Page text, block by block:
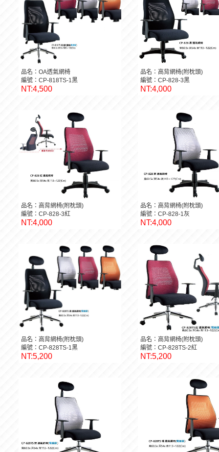
品名：OA透氣網椅
編號：CP-818TS-1黑
NT:4,500
品名：高背網椅(附枕頭)
編號：CP-828-3黑
NT:4,000
品名：高背網椅(附枕頭)
編號：CP-828-3紅
NT:4,000
品名：高背網椅(附枕頭)
編號：CP-828-1灰
NT:4,000
品名：高背網椅(附枕頭)
編號：CP-828TS-1黑
NT:5,200
品名：高背網椅(附枕頭)
編號：CP-828TS-2紅
NT:5,200